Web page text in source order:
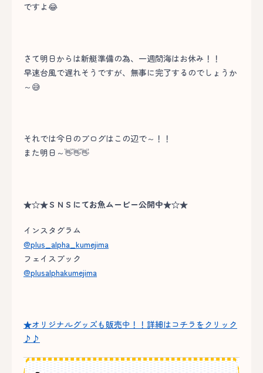
ですよ😂
さて明日からは新艇準備の為、一週間海はお休み！！
早速台風で遅れそうですが、無事に完了するのでしょうか
～😅
それでは今日のブログはこの辺で～！！
また明日～👋👋👋
★☆★ＳＮＳにてお魚ムービー公開中★☆★
インスタグラム
@plus_alpha_kumejima
フェイスブック
@plusalphakumejima
★オリジナルグッズも販売中！！詳細はコチラをクリック
♪♪